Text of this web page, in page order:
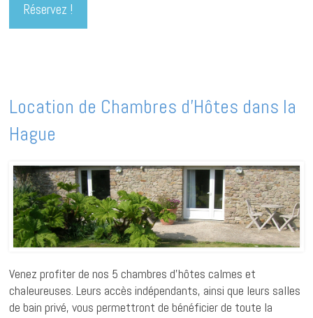
Réservez !
Location de Chambres d’Hôtes dans la
Hague
Venez profiter de nos 5 chambres d’hôtes calmes et
chaleureuses. Leurs accès indépendants, ainsi que leurs salles
de bain privé, vous permettront de bénéficier de toute la